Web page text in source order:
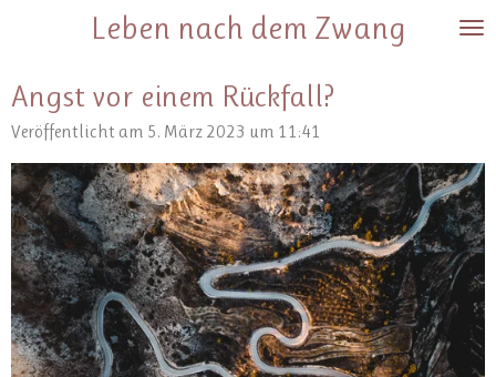
Leben nach dem Zwang
Angst vor einem Rückfall?
Veröffentlicht am 5. März 2023 um 11:41